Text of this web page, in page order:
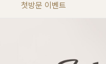
첫방문 이벤트